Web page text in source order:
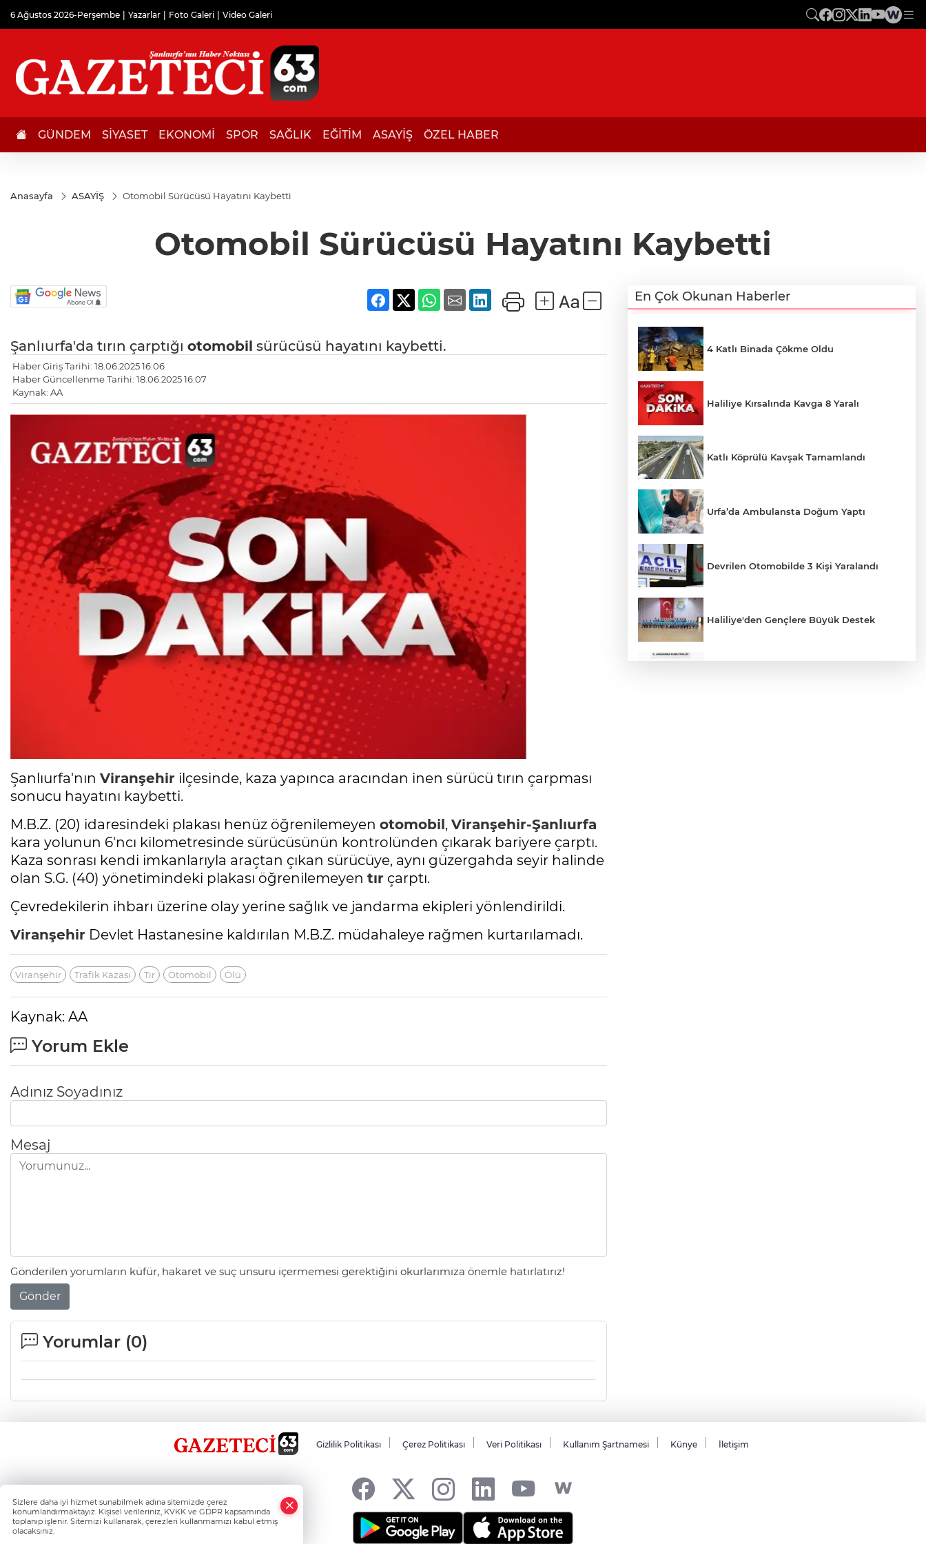
6 Ağustos 2026-Perşembe Yazarlar Foto Galeri Video Galeri
GÜNDEM SİYASET EKONOMİ SPOR SAĞLIK EĞİTİM ASAYİŞ ÖZEL HABER
Anasayfa ASAYİŞ Otomobil Sürücüsü Hayatını Kaybetti
Otomobil Sürücüsü Hayatını Kaybetti
Şanlıurfa'da tırın çarptığı otomobil sürücüsü hayatını kaybetti.
Haber Giriş Tarihi: 18.06.2025 16:06
Haber Güncellenme Tarihi: 18.06.2025 16:07
Kaynak: AA
Şanlıurfa'nın Viranşehir ilçesinde, kaza yapınca aracından inen sürücü tırın çarpması
sonucu hayatını kaybetti.
M.B.Z. (20) idaresindeki plakası henüz öğrenilemeyen otomobil, Viranşehir-Şanlıurfa
kara yolunun 6'ncı kilometresinde sürücüsünün kontrolünden çıkarak bariyere çarptı.
Kaza sonrası kendi imkanlarıyla araçtan çıkan sürücüye, aynı güzergahda seyir halinde
olan S.G. (40) yönetimindeki plakası öğrenilemeyen tır çarptı.
Çevredekilerin ihbarı üzerine olay yerine sağlık ve jandarma ekipleri yönlendirildi.
Viranşehir Devlet Hastanesine kaldırılan M.B.Z. müdahaleye rağmen kurtarılamadı.
Viranşehir Trafik Kazası Tır Otomobil Ölü
Kaynak: AA
Yorum Ekle
Adınız Soyadınız
Mesaj
Gönderilen yorumların küfür, hakaret ve suç unsuru içermemesi gerektiğini okurlarımıza önemle hatırlatırız!
Gönder
Yorumlar (0)
En Çok Okunan Haberler
4 Katlı Binada Çökme Oldu
Haliliye Kırsalında Kavga 8 Yaralı
Katlı Köprülü Kavşak Tamamlandı
Urfa’da Ambulansta Doğum Yaptı
Devrilen Otomobilde 3 Kişi Yaralandı
Haliliye'den Gençlere Büyük Destek
Gizlilik Politikası Çerez Politikası Veri Politikası Kullanım Şartnamesi Künye İletişim
Sizlere daha iyi hizmet sunabilmek adına sitemizde çerez
konumlandırmaktayız. Kişisel verileriniz, KVKK ve GDPR kapsamında
toplanıp işlenir. Sitemizi kullanarak, çerezleri kullanmamızı kabul etmiş
olacaksınız.
Whatsapp